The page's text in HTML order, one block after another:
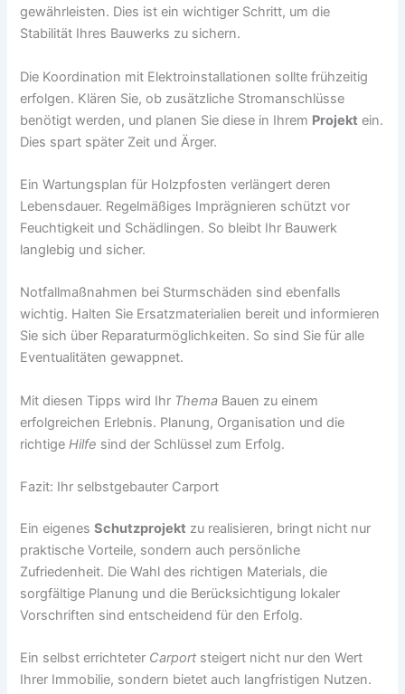
gewährleisten. Dies ist ein wichtiger Schritt, um die
Stabilität Ihres Bauwerks zu sichern.
Die Koordination mit Elektroinstallationen sollte frühzeitig
erfolgen. Klären Sie, ob zusätzliche Stromanschlüsse
benötigt werden, und planen Sie diese in Ihrem Projekt ein.
Dies spart später Zeit und Ärger.
Ein Wartungsplan für Holzpfosten verlängert deren
Lebensdauer. Regelmäßiges Imprägnieren schützt vor
Feuchtigkeit und Schädlingen. So bleibt Ihr Bauwerk
langlebig und sicher.
Notfallmaßnahmen bei Sturmschäden sind ebenfalls
wichtig. Halten Sie Ersatzmaterialien bereit und informieren
Sie sich über Reparaturmöglichkeiten. So sind Sie für alle
Eventualitäten gewappnet.
Mit diesen Tipps wird Ihr Thema Bauen zu einem
erfolgreichen Erlebnis. Planung, Organisation und die
richtigeHilfe sind der Schlüssel zum Erfolg.
Fazit: Ihr selbstgebauter Carport
Ein eigenesSchutzprojekt zu realisieren, bringt nicht nur
praktische Vorteile, sondern auch persönliche
Zufriedenheit. Die Wahl des richtigen Materials, die
sorgfältige Planung und die Berücksichtigung lokaler
Vorschriften sind entscheidend für den Erfolg.
Ein selbst errichteter Carport steigert nicht nur den Wert
Ihrer Immobilie, sondern bietet auch langfristigen Nutzen.